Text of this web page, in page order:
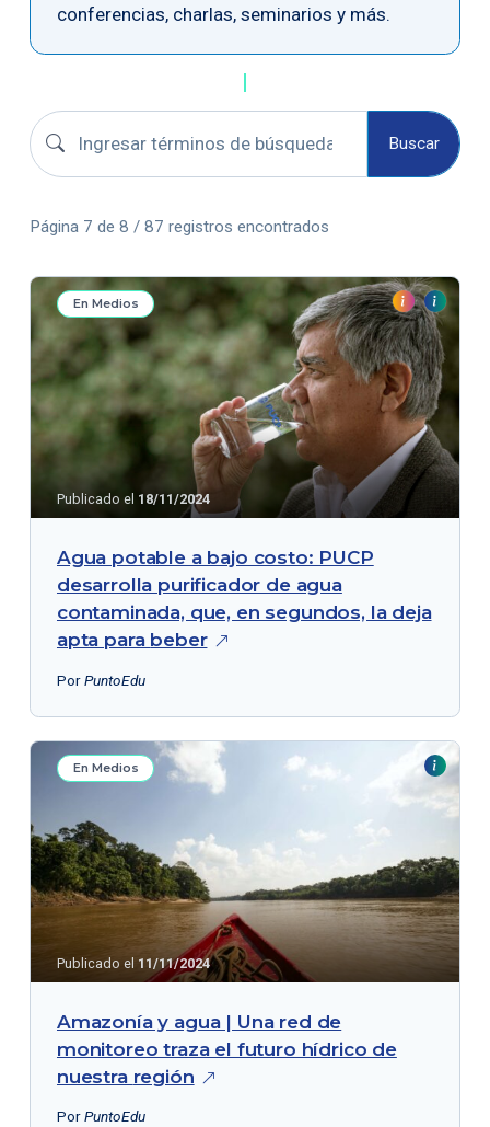
conferencias, charlas, seminarios y más.
Buscar convocatorias Buscar
Página 7 de 8 / 87 registros encontrados
En Medios
Publicado el 18/11/2024
Agua potable a bajo costo: PUCP
desarrolla purificador de agua
contaminada, que, en segundos, la deja
apta para beber
PorPuntoEdu
En Medios
Publicado el 11/11/2024
Amazonía y agua | Una red de
monitoreo traza el futuro hídrico de
nuestra región
PorPuntoEdu